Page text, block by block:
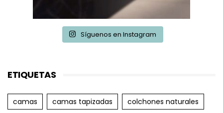
Síguenos en Instagram
ETIQUETAS
camas camas tapizadas colchones naturales